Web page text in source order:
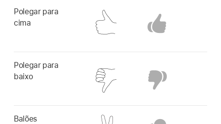
Polegar para
cima
Polegar para
baixo
Balões